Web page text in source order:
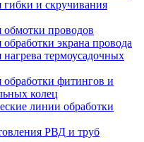
гибки и скручивания
обмотки проводов
экрана провода
термоусадочных
обработки фитингов и
колец
линии обработки
РВД и труб